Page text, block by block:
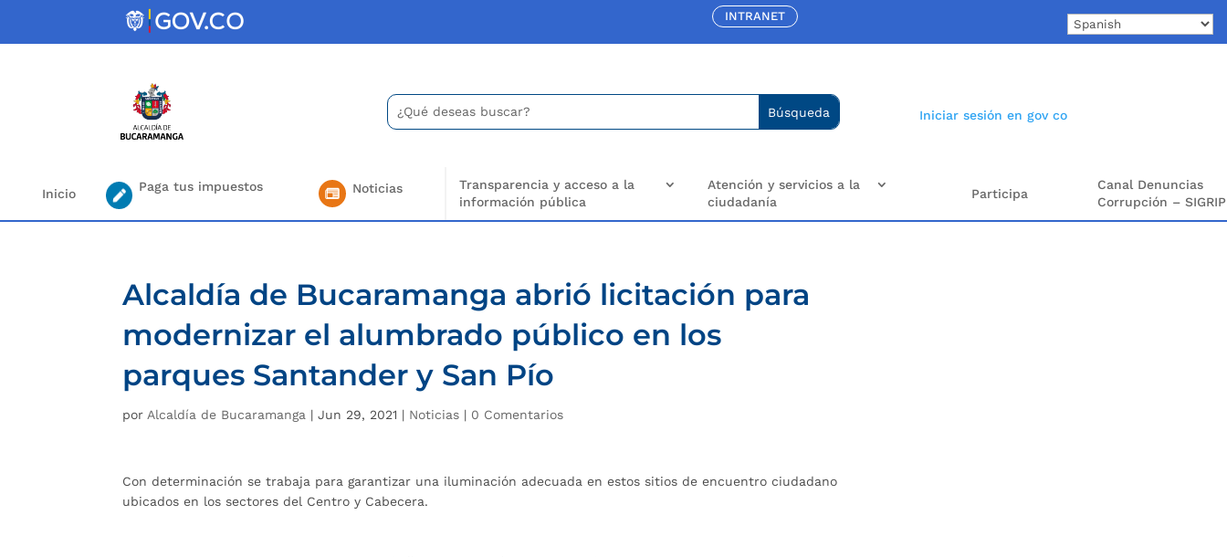
INTRANET
Buscar:
Search
for...
Iniciar sesión en gov co
Inicio Paga tus impuestos Noticias
Transparencia y acceso a la
información pública
Atención y servicios a la
ciudadanía
Participa
Canal Denuncias
Corrupción – SIGRIP
Alcaldía de Bucaramanga abrió licitación para
modernizar el alumbrado público en los
parques Santander y San Pío
por Alcaldía de Bucaramanga |Jun 29, 2021 | Noticias | 0 Comentarios
Con determinación se trabaja para garantizar una iluminación adecuada en estos sitios de encuentro ciudadano
ubicados en los sectores del Centro y Cabecera.